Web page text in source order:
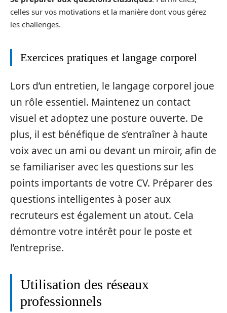
celles sur vos motivations et la manière dont vous gérez
les challenges.
Exercices pratiques et langage corporel
Lors d’un entretien, le langage corporel joue
un rôle essentiel. Maintenez un contact
visuel et adoptez une posture ouverte. De
plus, il est bénéfique de s’entraîner à haute
voix avec un ami ou devant un miroir, afin de
se familiariser avec les questions sur les
points importants de votre CV. Préparer des
questions intelligentes à poser aux
recruteurs est également un atout. Cela
démontre votre intérêt pour le poste et
l’entreprise.
Utilisation des réseaux
professionnels